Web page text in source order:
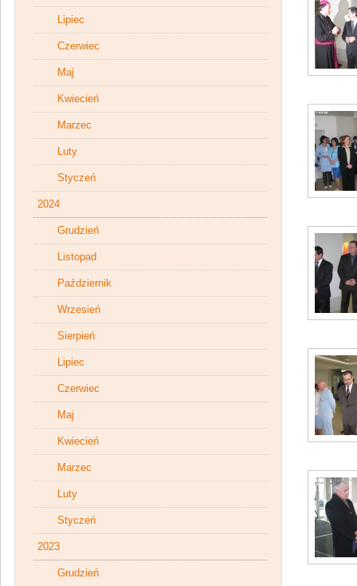
Lipiec
Czerwiec
Maj
Kwiecień
Marzec
Luty
Styczeń
2024
Grudzień
Listopad
Październik
Wrzesień
Sierpień
Lipiec
Czerwiec
Maj
Kwiecień
Marzec
Luty
Styczeń
2023
Grudzień